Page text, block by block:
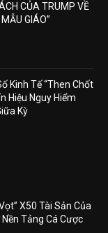
CỦA TRUMP VỀ
GIÁO”
Kinh Tế “Then Chốt
Hiệu Nguy Hiểm
Kỳ
X50 Tài Sản Của
Tảng Cá Cược